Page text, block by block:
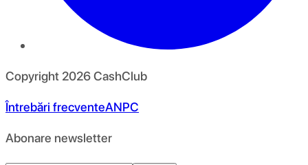
Copyright 2026CashClub
Întrebări frecventeANPC
Abonare newsletter